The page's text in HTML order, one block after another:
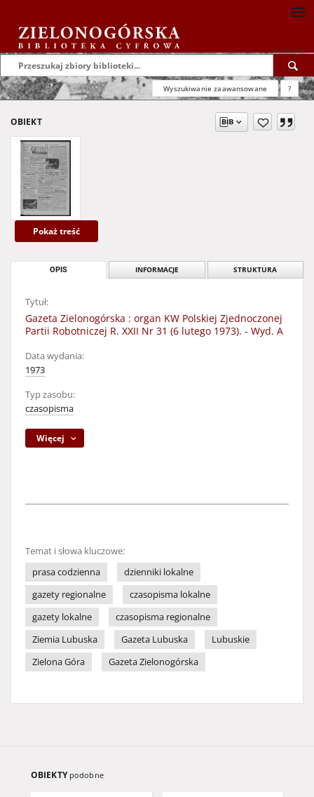
Wyszukiwanie zaawansowane ?
OBIEKT
Pokaż treść
OPIS INFORMACJE STRUKTURA
Tytuł:
Gazeta Zielonogórska : organ KW Polskiej Zjednoczonej
Partii Robotniczej R. XXII Nr 31 (6 lutego 1973). - Wyd. A
Data wydania:
1973
Typ zasobu:
czasopisma
Więcej
Temat i słowa kluczowe:
prasa codzienna
dzienniki lokalne
gazety regionalne
czasopisma lokalne
gazety lokalne
czasopisma regionalne
Ziemia Lubuska
Gazeta Lubuska
Lubuskie
Zielona Góra
Gazeta Zielonogórska
OBIEKTY podobne